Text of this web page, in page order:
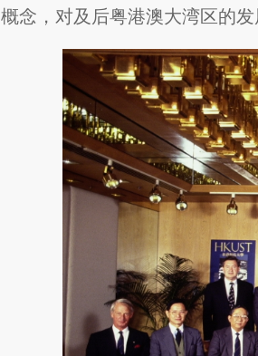
概念，对及后粤港澳大湾区的发